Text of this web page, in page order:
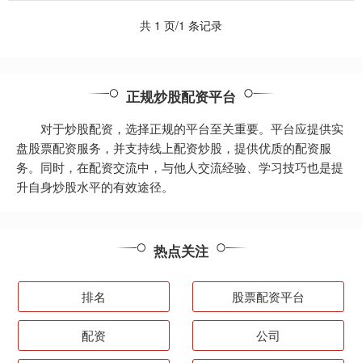
共 1 页/1 条记录
正规炒股配资平台
对于炒股配资，选择正规的平台至关重要。平台应提供实
盘股票配资服务，并支持线上配资炒股，提供优质的配资服
务。同时，在配资交流中，与他人交流经验、学习技巧也是提
升自身炒股水平的有效途径。
热点关注
排名 股票配资平台
配资 公司